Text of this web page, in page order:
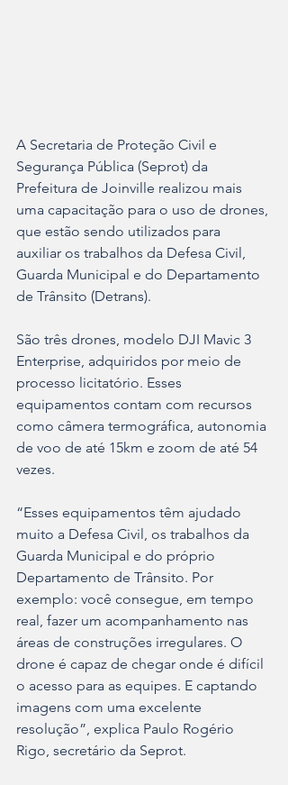
A Secretaria de Proteção Civil e
Segurança Pública (Seprot) da
Prefeitura de Joinville realizou mais
uma capacitação para o uso de drones,
que estão sendo utilizados para
auxiliar os trabalhos da Defesa Civil,
Guarda Municipal e do Departamento
de Trânsito (Detrans).
São três drones, modelo DJI Mavic 3
Enterprise, adquiridos por meio de
processo licitatório. Esses
equipamentos contam com recursos
como câmera termográfica, autonomia
de voo de até 15km e zoom de até 54
vezes.
“Esses equipamentos têm ajudado
muito a Defesa Civil, os trabalhos da
Guarda Municipal e do próprio
Departamento de Trânsito. Por
exemplo: você consegue, em tempo
real, fazer um acompanhamento nas
áreas de construções irregulares. O
drone é capaz de chegar onde é difícil
o acesso para as equipes. E captando
imagens com uma excelente
resolução”, explica Paulo Rogério
Rigo, secretário da Seprot.